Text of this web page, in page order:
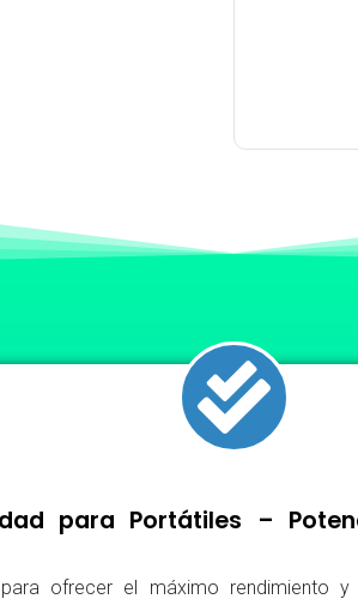
para Portátiles –
ofrecer el máximo rendimiento